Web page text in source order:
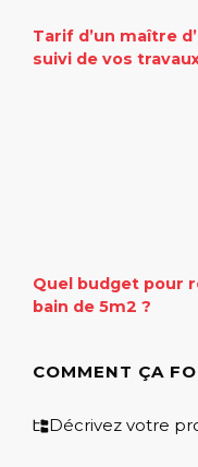
Tarif d’un maître
suivi de vos
Quel budget pour
bain de 5m2 ?
COMMENT ÇA
Décrivez votre